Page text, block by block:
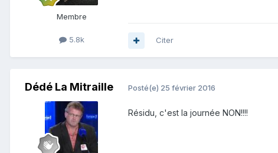
Membre
5.8k Citer
Dédé La Mitraille Posté(e) 25 février 2016
Résidu, c'est la journée NON!!!!